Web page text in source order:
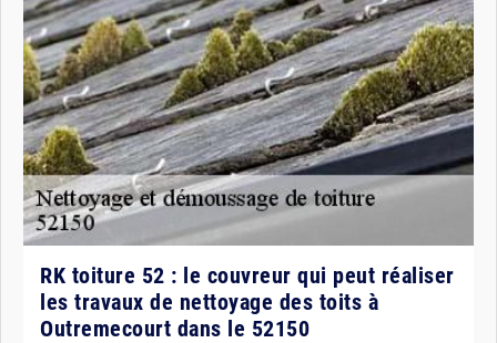
RK toiture 52 : le couvreur qui peut réaliser
les travaux de nettoyage des toits à
Outremecourt dans le 52150